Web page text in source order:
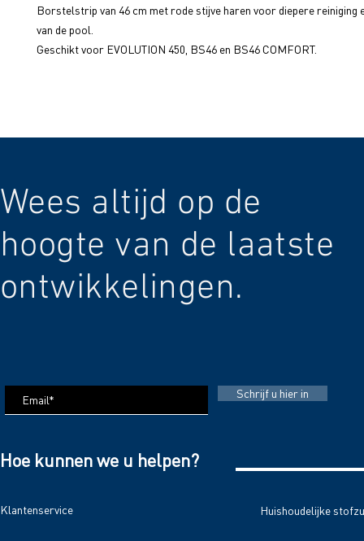
Borstelstrip van 46 cm met rode stijve haren voor diepere reiniging
van de pool.
Geschikt voor EVOLUTION 450, BS46 en BS46 COMFORT.
Wees altijd op de
hoogte van de laatste
ontwikkelingen.
Schrijf u hier in
Hoe kunnen we u helpen?
Klantenservice Huishoudelijke